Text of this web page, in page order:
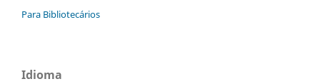
Para Bibliotecários
Idioma